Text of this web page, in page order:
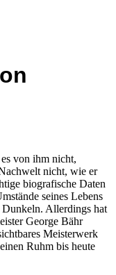
von ihm nicht,
nicht, wie er
biografische Daten
seines Lebens
Allerdings hat
George Bähr
Meisterwerk
Ruhm bis heute